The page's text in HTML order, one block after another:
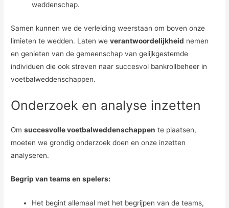
weddenschap.
Samen kunnen we de verleiding weerstaan om boven onze
limieten te wedden. Laten weverantwoordelijkheid nemen
en genieten van de gemeenschap van gelijkgestemde
individuen die ook streven naar succesvol bankrollbeheer in
voetbalweddenschappen.
Onderzoek en analyse inzetten
Omsuccesvolle voetbalweddenschappen te plaatsen,
moeten we grondig onderzoek doen en onze inzetten
analyseren.
Begrip van teams en spelers:
Het begint allemaal met het begrijpen van de teams,